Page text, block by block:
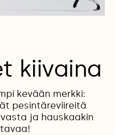
kiivaina
kevään merkki:
pesintäreviireitä
ja hauskaakin